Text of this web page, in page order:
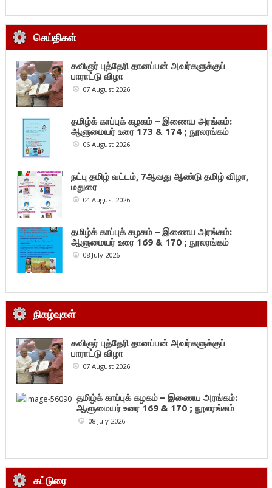
செய்திகள்
கவிஞர் புத்தேரி தானப்பன் அவர்களுக்குப்
பாராட்டு விழா
07 August 2026
தமிழ்க் காப்புக் கழகம் – இணைய அரங்கம்:
ஆளுமையர் உரை 173 & 174 ; நூலரங்கம்
06 August 2026
நட்பு தமிழ் வட்டம், 7ஆவது ஆண்டு தமிழ் விழா,
மதுரை
04 August 2026
தமிழ்க் காப்புக் கழகம் – இணைய அரங்கம்:
ஆளுமையர் உரை 169 & 170 ; நூலரங்கம்
08 July 2026
நிகழ்வுகள்
கவிஞர் புத்தேரி தானப்பன் அவர்களுக்குப்
பாராட்டு விழா
07 August 2026
தமிழ்க் காப்புக் கழகம் – இணைய அரங்கம்:
ஆளுமையர் உரை 169 & 170 ; நூலரங்கம்
08 July 2026
கட்டுரை